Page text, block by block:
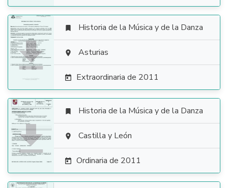

 Historia de la Música y de la Danza
 Asturias
 Extraordinaria de 2011

 Historia de la Música y de la Danza
 Castilla y León
 Ordinaria de 2011